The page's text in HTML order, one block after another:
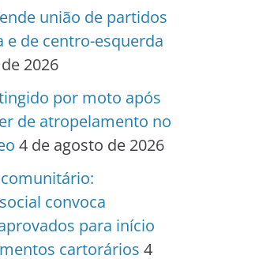
união de partidos
e de centro-esquerda
2026
por moto após
de atropelamento no
4 de agosto de 2026
convoca
para início
cartorários 4